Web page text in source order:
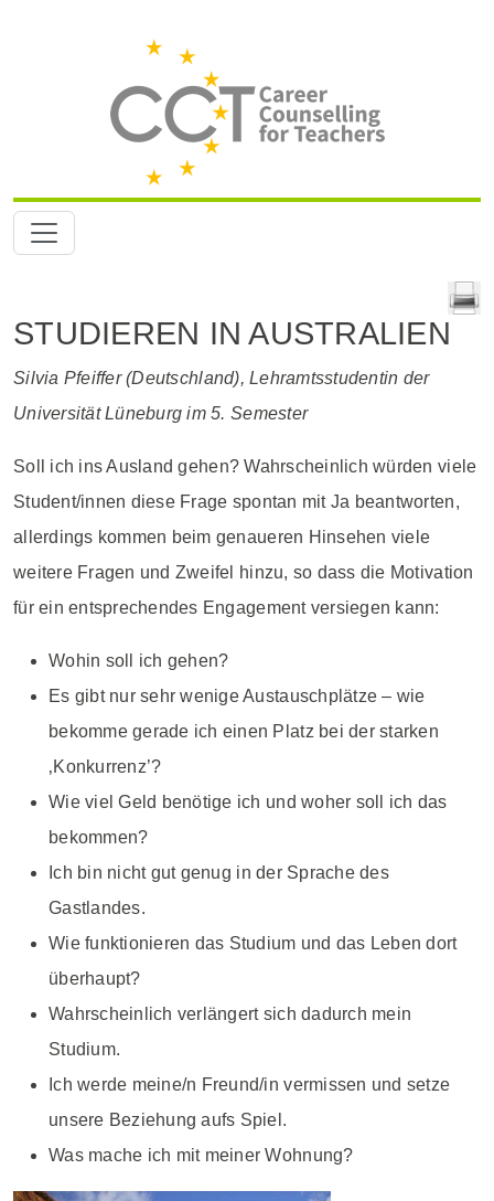
STUDIEREN IN AUSTRALIEN
Silvia Pfeiffer (Deutschland), Lehramtsstudentin der
Universität Lüneburg im 5. Semester
Soll ich ins Ausland gehen? Wahrscheinlich würden viele
Student/innen diese Frage spontan mit Ja beantworten,
allerdings kommen beim genaueren Hinsehen viele
weitere Fragen und Zweifel hinzu, so dass die Motivation
für ein entsprechendes Engagement versiegen kann:
Wohin soll ich gehen?
Es gibt nur sehr wenige Austauschplätze – wie
bekomme gerade ich einen Platz bei der starken
‚Konkurrenz’?
Wie viel Geld benötige ich und woher soll ich das
bekommen?
Ich bin nicht gut genug in der Sprache des
Gastlandes.
Wie funktionieren das Studium und das Leben dort
überhaupt?
Wahrscheinlich verlängert sich dadurch mein
Studium.
Ich werde meine/n Freund/in vermissen und setze
unsere Beziehung aufs Spiel.
Was mache ich mit meiner Wohnung?